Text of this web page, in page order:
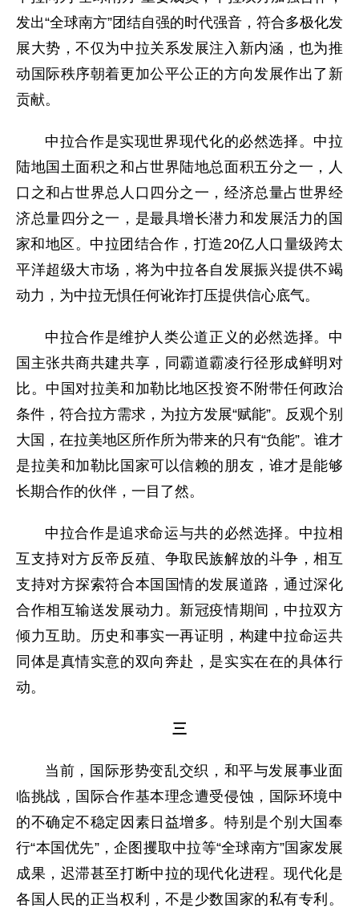
发出“全球南方”团结自强的时代强音，符合多极化发
展大势，不仅为中拉关系发展注入新内涵，也为推
动国际秩序朝着更加公平公正的方向发展作出了新
贡献。
中拉合作是实现世界现代化的必然选择。中拉
陆地国土面积之和占世界陆地总面积五分之一，人
口之和占世界总人口四分之一，经济总量占世界经
济总量四分之一，是最具增长潜力和发展活力的国
家和地区。中拉团结合作，打造20亿人口量级跨太
平洋超级大市场，将为中拉各自发展振兴提供不竭
动力，为中拉无惧任何讹诈打压提供信心底气。
中拉合作是维护人类公道正义的必然选择。中
国主张共商共建共享，同霸道霸凌行径形成鲜明对
比。中国对拉美和加勒比地区投资不附带任何政治
条件，符合拉方需求，为拉方发展“赋能”。反观个别
大国，在拉美地区所作所为带来的只有“负能”。谁才
是拉美和加勒比国家可以信赖的朋友，谁才是能够
长期合作的伙伴，一目了然。
中拉合作是追求命运与共的必然选择。中拉相
互支持对方反帝反殖、争取民族解放的斗争，相互
支持对方探索符合本国国情的发展道路，通过深化
合作相互输送发展动力。新冠疫情期间，中拉双方
倾力互助。历史和事实一再证明，构建中拉命运共
同体是真情实意的双向奔赴，是实实在在的具体行
动。
三
当前，国际形势变乱交织，和平与发展事业面
临挑战，国际合作基本理念遭受侵蚀，国际环境中
的不确定不稳定因素日益增多。特别是个别大国奉
行“本国优先”，企图攫取中拉等“全球南方”国家发展
成果，迟滞甚至打断中拉的现代化进程。现代化是
各国人民的正当权利，不是少数国家的私有专利。